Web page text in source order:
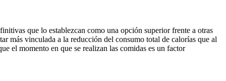
que lo establezcan como una opción superior frente a otras
más vinculada a la reducción del consumo total de calorías que al
el momento en que se realizan las comidas es un factor